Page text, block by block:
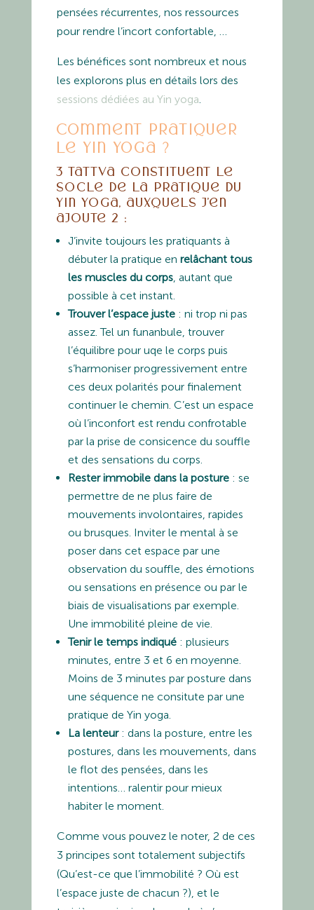
pensées récurrentes, nos ressources
pour rendre l’incort confortable, …
Les bénéfices sont nombreux et nous
les explorons plus en détails lors des
sessions dédiées au Yin yoga.
Comment pratiquer
le Yin yoga ?
3 tattva constituent le
socle de la pratique du
Yin yoga, auxquels j’en
ajoute 2 :
J’invite toujours les pratiquants à
débuter la pratique en relâchant tous
les muscles du corps, autant que
possible à cet instant.
Trouver l’espace juste: ni trop ni pas
assez. Tel un funanbule, trouver
l’équilibre pour uqe le corps puis
s’harmoniser progressivement entre
ces deux polarités pour finalement
continuer le chemin. C’est un espace
où l’inconfort est rendu confrotable
par la prise de consicence du souffle
et des sensations du corps.
Rester immobile dans la posture: se
permettre de ne plus faire de
mouvements involontaires, rapides
ou brusques. Inviter le mental à se
poser dans cet espace par une
observation du souffle, des émotions
ou sensations en présence ou par le
biais de visualisations par exemple.
Une immobilité pleine de vie.
Tenir le temps indiqué: plusieurs
minutes, entre 3 et 6 en moyenne.
Moins de 3 minutes par posture dans
une séquence ne consitute par une
pratique de Yin yoga.
La lenteur: dans la posture, entre les
postures, dans les mouvements, dans
le flot des pensées, dans les
intentions… ralentir pour mieux
habiter le moment.
Comme vous pouvez le noter, 2 de ces
3 principes sont totalement subjectifs
(Qu’est-ce que l’immobilité ? Où est
l’espace juste de chacun ?), et le